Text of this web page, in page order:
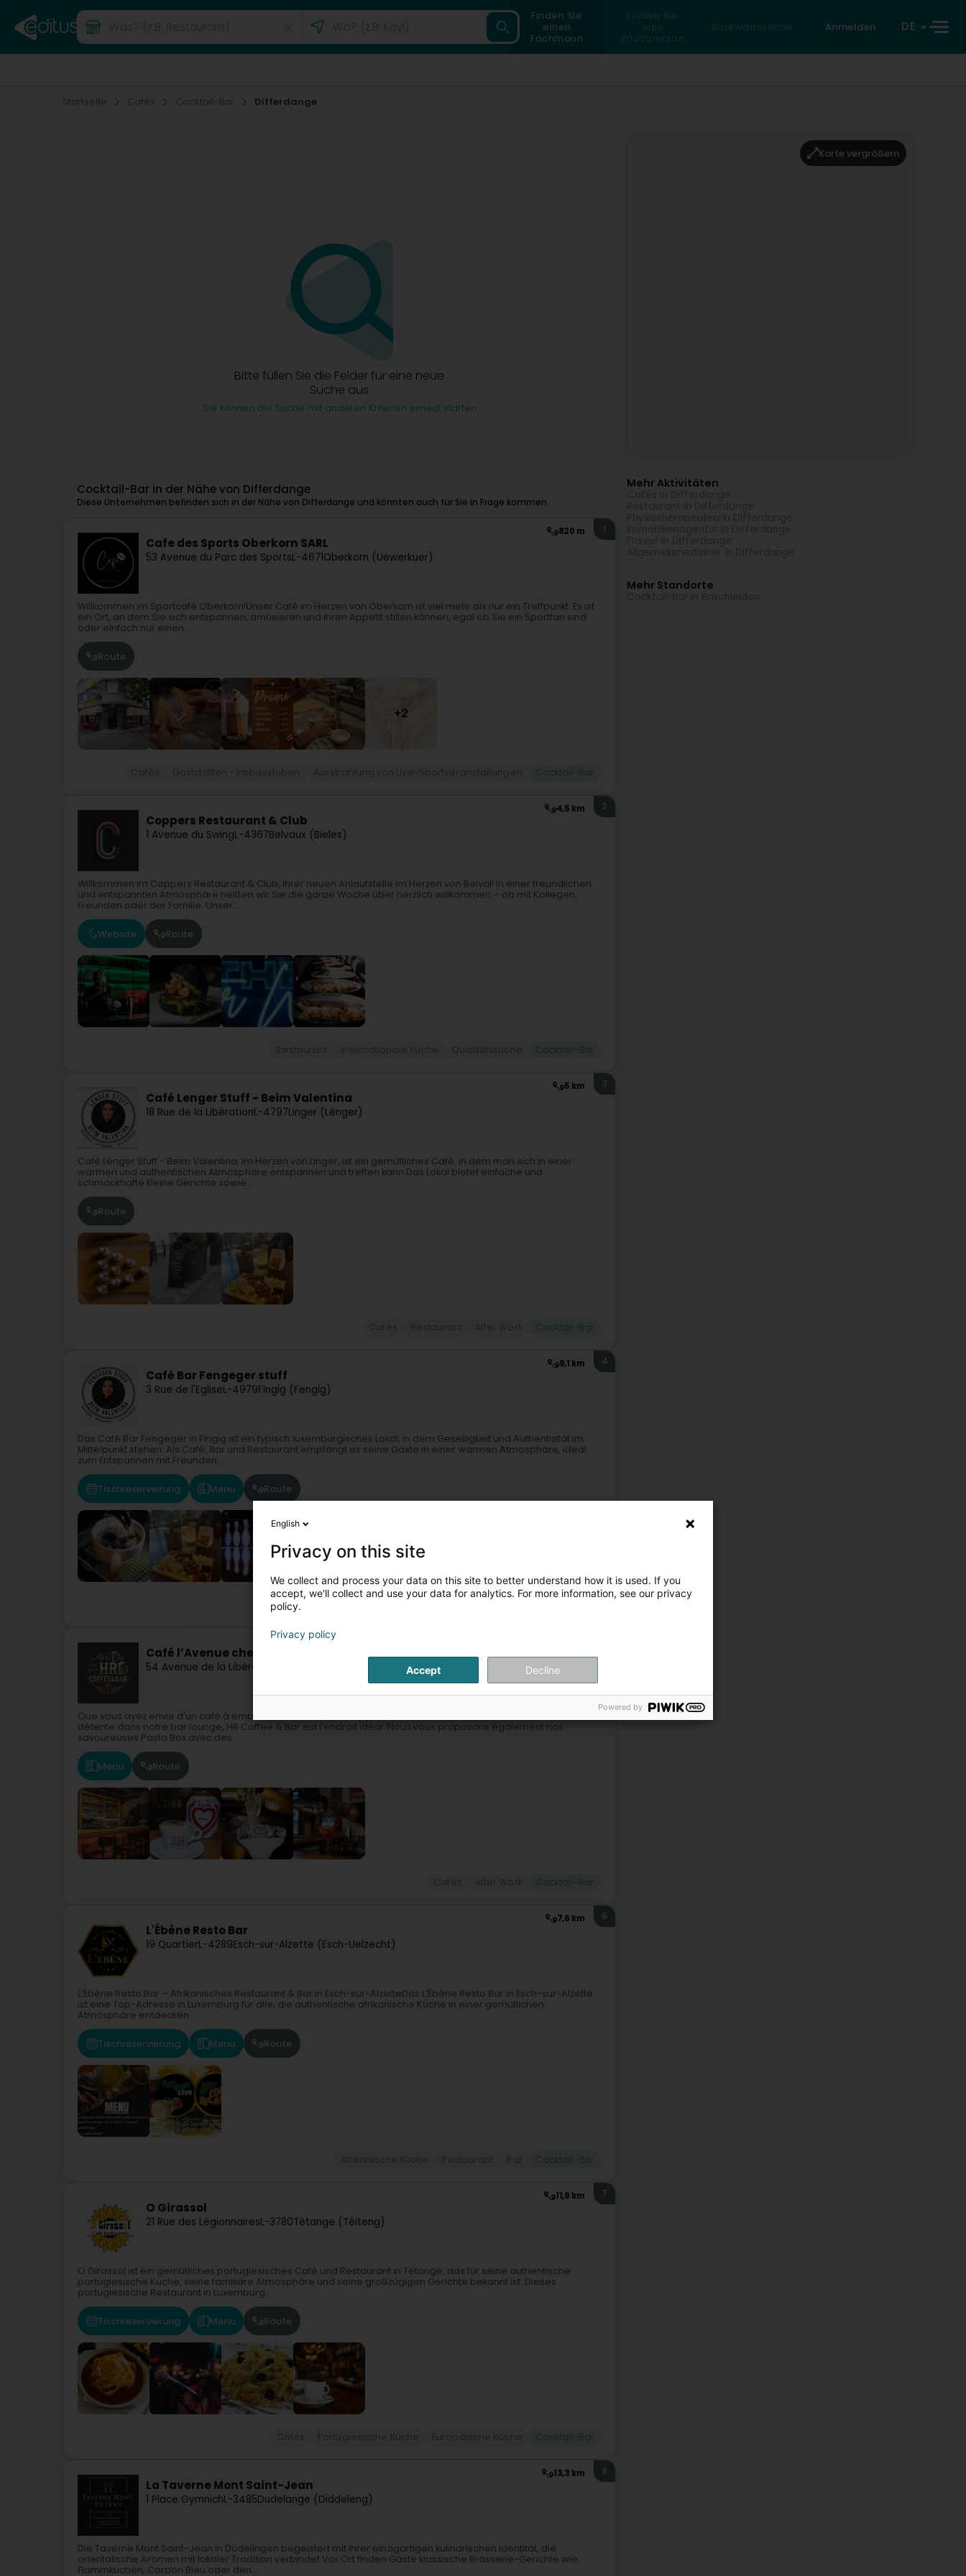
Finden Sie
einen
Fachmann
Finden Sie
eine
Privatperson
Rückwärtssuche Anmelden DE
Startseite Cafés Cocktail-Bar Differdange
Bitte füllen Sie die Felder für eine neue
Suche aus
Sie können die Suche mit anderen Kriterien erneut starten
Cocktail-Bar in der Nähe von Differdange
Diese Unternehmen befinden sich in der Nähe von Differdange und könnten auch für Sie in Frage kommen.
820 m
Cafe des Sports Oberkorn SARL
53 Avenue du Parc des SportsL-4671Oberkorn (Uewerkuer)
1
Willkommen im Sportcafé Oberkorn!Unser Café im Herzen von Oberkorn ist viel mehr als nur ein Treffpunkt. Es ist
ein Ort, an dem Sie sich entspannen, amüsieren und Ihren Appetit stillen können, egal ob Sie ein Sportfan sind
oder einfach nur einen...
Route
+2
4,5 km
Coppers Restaurant & Club
1 Avenue du SwingL-4367Belvaux (Bieles)
2
Willkommen im Coppers Restaurant & Club, Ihrer neuen Anlaufstelle im Herzen von Belval! In einer freundlichen
und entspannten Atmosphäre heißen wir Sie die ganze Woche über herzlich willkommen – ob mit Kollegen,
Freunden oder der Familie. Unser...
Website Route
5 km
Café Lenger Stuff - Beim Valentina
18 Rue de la LibérationL-4797Linger (Lénger)
3
Café Lenger Stuff - Beim Valentina, im Herzen von Linger, ist ein gemütliches Café, in dem man sich in einer
warmen und authentischen Atmosphäre entspannen und treffen kann.Das Lokal bietet einfache und
schmackhafte kleine Gerichte sowie...
Route
9,1 km
Café Bar Fengeger stuff
3 Rue de l'EgliseL-4979Fingig (Fengig)
4
Das Café Bar Fengeger in Fingig ist ein typisch luxemburgisches Lokal, in dem Geselligkeit und Authentizität im
Mittelpunkt stehen. Als Café, Bar und Restaurant empfängt es seine Gäste in einer warmen Atmosphäre, ideal
zum Entspannen mit Freunden...
Tischreservierung Menu Route
Café l’Avenue chez HR
54 Avenue de la Libération Schifflange (Schëffleng)
Que vous ayez envie d’un café à emporter, d’un délicieux cappuccino Nutella, d’un cocktail ou d’un moment de
détente dans notre bar lounge, HR Coffee & Bar est l’endroit idéal !Nous vous proposons également nos
savoureuses Pasta Box avec des...
Menu Route
7,6 km
L'Ébène Resto Bar
19 QuartierL-4289Esch-sur-Alzette (Esch-Uelzecht)
6
L’Ébène Resto Bar – Afrikanisches Restaurant & Bar in Esch-sur-AlzetteDas L’Ébène Resto Bar in Esch-sur-Alzette
ist eine Top-Adresse in Luxemburg für alle, die authentische afrikanische Küche in einer gemütlichen
Atmosphäre entdecken...
Tischreservierung Menu Route
11,9 km
O Girassol
21 Rue des LégionnairesL-3780Tétange (Téiteng)
7
O Girassol ist ein gemütliches portugiesisches Café und Restaurant in Tétange, das für seine authentische
portugiesische Küche, seine familiäre Atmosphäre und seine großzügigen Gerichte bekannt ist. Dieses
portugiesische Restaurant in Luxemburg...
Tischreservierung Menu Route
13,3 km
La Taverne Mont Saint-Jean
1 Place GymnichL-3485Dudelange (Diddeleng)
8
Die Taverne Mont Saint-Jean in Düdelingen begeistert mit ihrer einzigartigen kulinarischen Identität, die
orientalische Aromen mit lokaler Tradition verbindet.Vor Ort finden Gäste klassische Brasserie-Gerichte wie
Flammkuchen, Cordon Bleu oder den...
Karte vergrößern
Mehr Aktivitäten
Mehr Standorte
English
Privacy on this site
We collect and process your data on this site to better understand how it is used. If you
accept, we'll collect and use your data for analytics. For more information, see our privacy
policy.
Privacy policy
Accept Decline
Powered by